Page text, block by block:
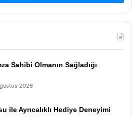
Sahibi Olmanın Sağladığı
2026
ile Ayrıcalıklı Hediye Deneyimi